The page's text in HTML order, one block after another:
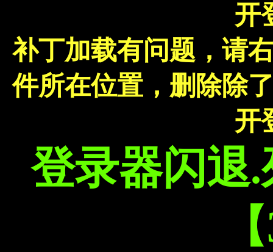
开
补丁加载有问题，请
件所在位置，删除除
开
登录器闪退